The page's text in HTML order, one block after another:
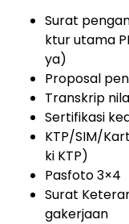
Surat
ktur utama
ya)
Proposal
Transkrip
Sertifikasi
KTP/SIM/
ki KTP)
Pasfoto 3×4
Surat
gakerjaan